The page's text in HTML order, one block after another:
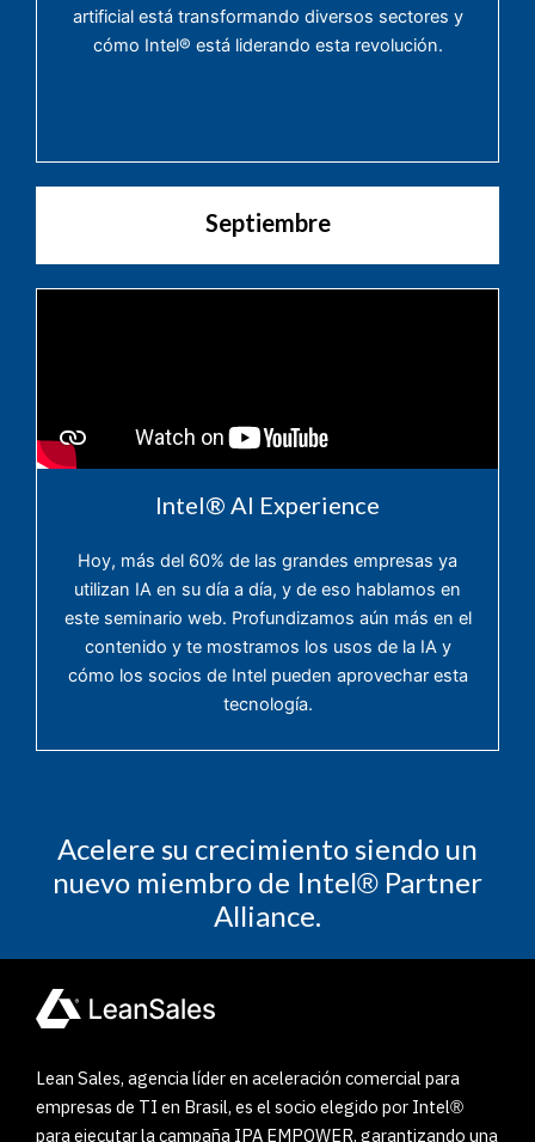
artificial está transformando diversos sectores y
cómo Intel®️ está liderando esta revolución.
Septiembre
InteI®️ AI Experience
Hoy, más del 60% de las grandes empresas ya
utilizan IA en su día a día, y de eso hablamos en
este seminario web. Profundizamos aún más en el
contenido y te mostramos los usos de la IA y
cómo los socios de Intel pueden aprovechar esta
tecnología.
Acelere su crecimiento siendo un
nuevo miembro de Intel® Partner
Alliance.
Lean Sales, agencia líder en aceleración comercial para
empresas de TI en Brasil, es el socio elegido por Intel®
para ejecutar la campaña IPA EMPOWER, garantizando una